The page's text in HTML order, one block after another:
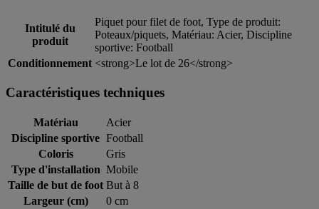
Intitulé du
produit
Piquet pour filet de foot, Type de produit:
Poteaux/piquets, Matériau: Acier, Discipline
sportive: Football
Conditionnement <strong>Le lot de 26</strong>
Caractéristiques techniques
Matériau
Acier
Discipline sportive Football
Coloris
Gris
Type d'installation Mobile
Taille de but de foot But à 8
Largeur (cm)
0 cm